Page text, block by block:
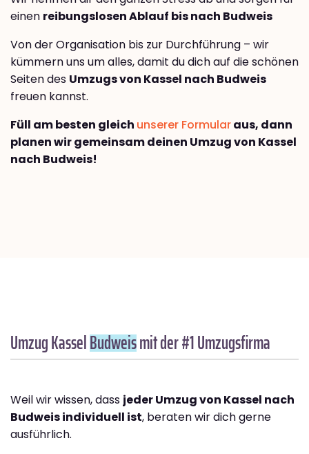
einen reibungslosen Ablauf bis nach Budweis
Von der Organisation bis zur Durchführung – wir
kümmern uns um alles, damit du dich auf die schönen
Seiten des Umzugs von Kassel nach Budweis
freuen kannst.
Füll am besten gleich unserer Formularaus, dann
planen wir gemeinsam deinen Umzug von Kassel
nach Budweis!
Umzug KasselBudweismit der #1 Umzugsfirma
Weil wir wissen, dass jeder Umzug von Kassel nach
Budweis individuell ist, beraten wir dich gerne
ausführlich.